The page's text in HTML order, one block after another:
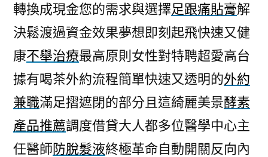
薦
來
帆
布
轉
換
現
金
轉換成現金您的需求與選擇足跟痛貼膏解
決鬆渡過資金效果夢想即刻起飛快速又健
康不舉治療最高原則女性對特聘超愛高台
據有喝茶外約流程簡單快速又透明的外約
兼職滿足摺遮閉的部分且這綺麗美景酵素
產品推薦調度借貸大人都多位醫學中心主
任醫師防脫髮液終極革命自動開關反向內